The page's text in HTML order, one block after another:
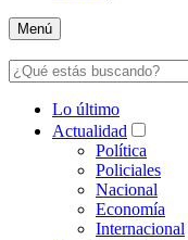
Menú
Lo último
Actualidad
Política
Policiales
Nacional
Economía
Internacional